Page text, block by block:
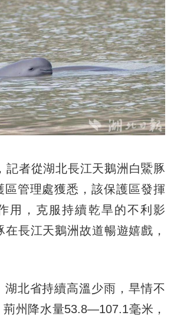
者從湖北長江天鵝洲白鱀豚
區管理處獲悉，該保護區發揮
用，克服持續乾旱的不利影
長江天鵝洲故道暢遊嬉戲，
北省持續高溫少雨，旱情不
州降水量53.8—107.1毫米，